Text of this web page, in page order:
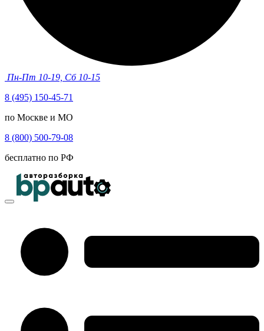
Пн-Пт 10-19, Сб 10-15
8 (495) 150-45-71
по Москве и МО
8 (800) 500-79-08
бесплатно по РФ